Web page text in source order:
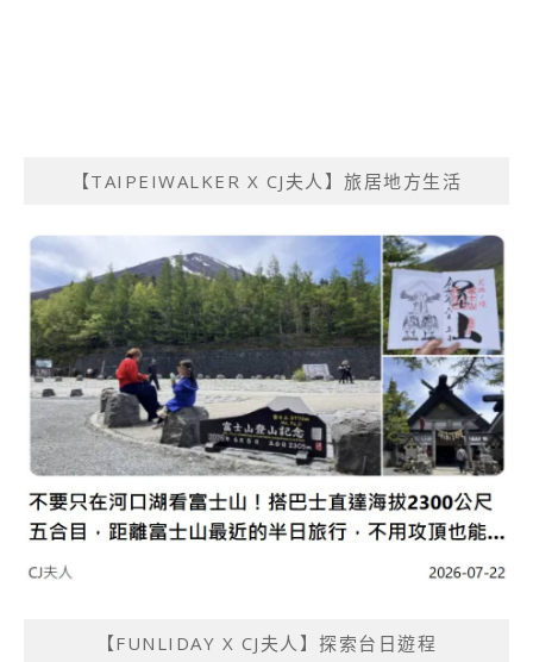
【TAIPEIWALKER X CJ夫人】旅居地方生活
【FUNLIDAY X CJ夫人】探索台日遊程